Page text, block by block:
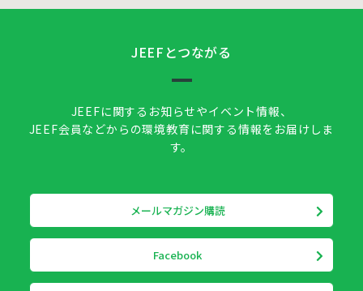
JEEFとつながる
JEEFに関するお知らせやイベント情報、
JEEF会員などからの環境教育に関する情報をお届けしま
す。
メールマガジン購読
Facebook